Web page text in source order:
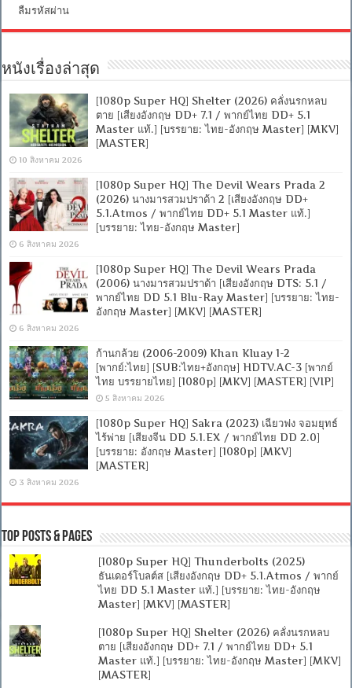
ลืมรหัสผ่าน
หนังเรื่องล่าสุด
[1080p Super HQ] Shelter (2026) คลั่งนรกหลบ
ตาย [เสียงอังกฤษ DD+ 7.1 / พากย์ไทย DD+ 5.1
Master แท้.] [บรรยาย: ไทย-อังกฤษ Master] [MKV]
[MASTER]
10 สิงหาคม 2026
[1080p Super HQ] The Devil Wears Prada 2
(2026) นางมารสวมปราด้า 2 [เสียงอังกฤษ DD+
5.1.Atmos / พากย์ไทย DD+ 5.1 Master แท้.]
[บรรยาย: ไทย-อังกฤษ Master]
6 สิงหาคม 2026
[1080p Super HQ] The Devil Wears Prada
(2006) นางมารสวมปราด้า [เสียงอังกฤษ DTS: 5.1 /
พากย์ไทย DD 5.1 Blu-Ray Master] [บรรยาย: ไทย-
อังกฤษ Master] [MKV] [MASTER]
6 สิงหาคม 2026
ก้านกล้วย (2006-2009) Khan Kluay 1-2
[พากย์:ไทย] [SUB:ไทย+อังกฤษ] HDTV.AC-3 [พากย์
ไทย บรรยายไทย] [1080p] [MKV] [MASTER] [VIP]
5 สิงหาคม 2026
[1080p Super HQ] Sakra (2023) เฉียวฟง จอมยุทธ์
ไร้พ่าย [เสียงจีน DD 5.1.EX / พากย์ไทย DD 2.0]
[บรรยาย: อังกฤษ Master] [1080p] [MKV]
[MASTER]
3 สิงหาคม 2026
Top Posts & Pages
[1080p Super HQ] Thunderbolts (2025)
ธันเดอร์โบลต์ส [เสียงอังกฤษ DD+ 5.1.Atmos / พากย์
ไทย DD 5.1 Master แท้.] [บรรยาย: ไทย-อังกฤษ
Master] [MKV] [MASTER]
[1080p Super HQ] Shelter (2026) คลั่งนรกหลบ
ตาย [เสียงอังกฤษ DD+ 7.1 / พากย์ไทย DD+ 5.1
Master แท้.] [บรรยาย: ไทย-อังกฤษ Master] [MKV]
[MASTER]